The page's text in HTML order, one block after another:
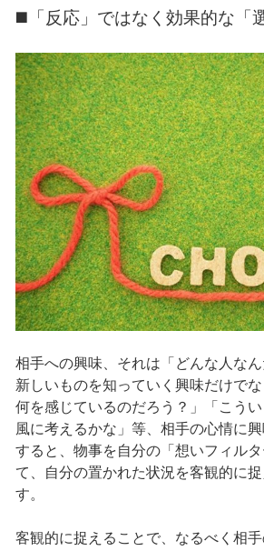
◼️「反応」ではなく効果的な「
相手への興味、それは「どんな人な
新しいものを知っていく興味だけで
何を感じているのだろう？」「こう
風に考えるかな」等、相手の心情に
すると、物事を自分の「想いフィル
て、自分の置かれた状況を客観的に
す。
客観的に捉えることで、なるべく相